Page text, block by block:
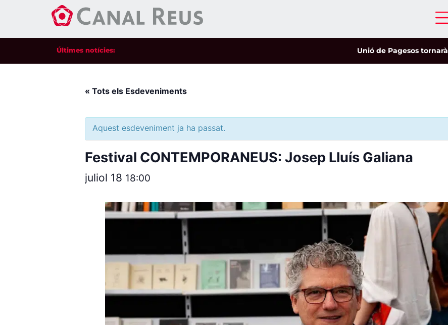
Últimes notícies: Unió de Pagesos tornarà a
« Tots els Esdeveniments
Aquest esdeveniment ja ha passat.
Festival CONTEMPORANEUS: Josep Lluís Galiana
juliol 18 18:00